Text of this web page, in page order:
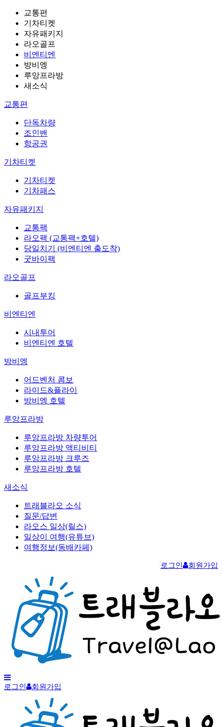
교통편
기차티켓
자유패키지
라오골프
비엔티엔
방비엥
루앙프라방
새소식
교통편
단독차량
조인밴
항공권
기차티켓
기차티켓
기차패스
자유패키지
교통팩
라오팩 (교통팩+호텔)
당일치기 (비엔티엔 출도착)
굿바이팩
라오골프
골프부킹
비엔티엔
시내투어
비엔티엔 호텔
방비엥
어드벤처 콤보
라이드&플라이
방비엥 호텔
루앙프라방
루앙프라방 차량투어
루앙프라방 액티비티
루앙프라방 크루즈
루앙프라방 호텔
새소식
트래블라오 소식
질문/답변
라오스 일상(릴스)
일상이 여행(유튜브)
여행정보(동배카페)
로그인 회원가입
로그인 회원가입